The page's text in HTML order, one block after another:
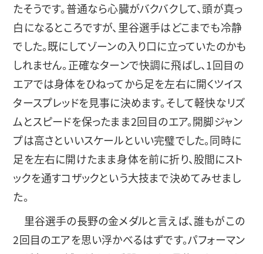
たそうです。普通なら心臓がバクバクして、頭が真っ
白になるところですが、里谷選手はどこまでも冷静
でした。既にしてゾーンの入り口に立っていたのかも
しれません。正確なターンで快調に飛ばし、1回目の
エアでは身体をひねってから足を左右に開くツイス
タースプレッドを見事に決めます。そして軽快なリズ
ムとスピードを保ったまま2回目のエア。開脚ジャン
プは高さといいスケールといい完璧でした。同時に
足を左右に開けたまま身体を前に折り、股間にスト
ックを通すコザックという大技まで決めてみせまし
た。
里谷選手の長野の金メダルと言えば、誰もがこの
2回目のエアを思い浮かべるはずです。パフォーマン